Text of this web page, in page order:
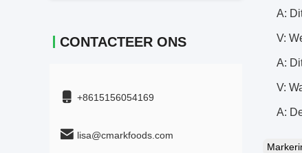
CONTACTEER ONS
+8615156054169
lisa@cmarkfoods.com
A:
V:
A:
V:
A: